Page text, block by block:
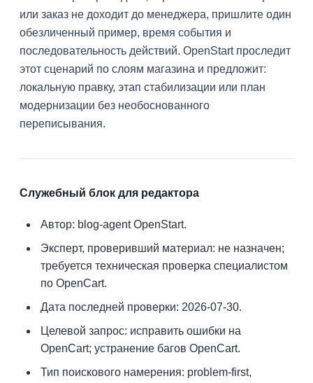
или заказ не доходит до менеджера, пришлите один
обезличенный пример, время события и
последовательность действий. OpenStart проследит
этот сценарий по слоям магазина и предложит:
локальную правку, этап стабилизации или план
модернизации без необоснованного
переписывания.
Служебный блок для редактора
Автор: blog-agent OpenStart.
Эксперт, проверивший материал: не назначен;
требуется техническая проверка специалистом
по OpenCart.
Дата последней проверки: 2026-07-30.
Целевой запрос: исправить ошибки на
OpenCart; устранение багов OpenCart.
Тип поискового намерения: problem-first,